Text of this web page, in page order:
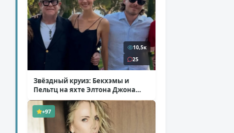
10,5к
25
Звёздный круиз: Бекхэмы и
Пельтц на яхте Элтона Джона
( 12 фото )
+97